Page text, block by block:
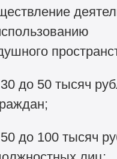
до 50 тысяч
до 100 тысяч